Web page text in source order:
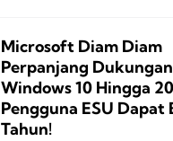
Microsoft Diam Diam
Perpanjang Dukungan
Windows 10 Hingga
Pengguna ESU Dapat
Tahun!